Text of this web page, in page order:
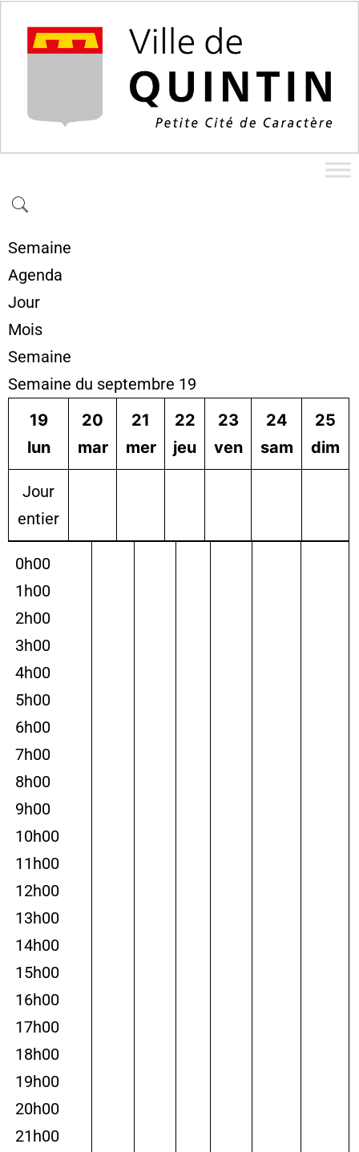
Semaine
Agenda
Jour
Mois
Semaine
Semaine du septembre 19
19
lun
20
mar
21
mer
22
jeu
23
ven
24
sam
25
dim
Jour
entier
0h00
1h00
2h00
3h00
4h00
5h00
6h00
7h00
8h00
9h00
10h00
11h00
12h00
13h00
14h00
15h00
16h00
17h00
18h00
19h00
20h00
21h00